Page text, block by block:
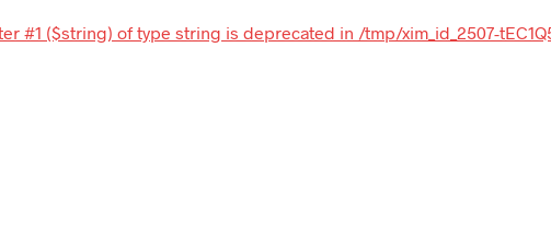
#1 ($string) of type string is deprecated in /tmp/xim_id_2507-